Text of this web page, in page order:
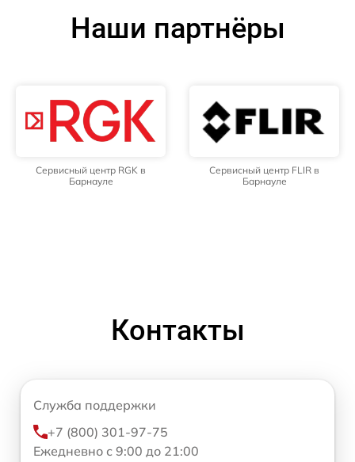
Наши партнёры
Сервисный центр RGK в
Барнауле
Сервисный центр FLIR в
Барнауле
Контакты
Служба поддержки
+7 (800) 301-97-75
Ежедневно с 9:00 до 21:00